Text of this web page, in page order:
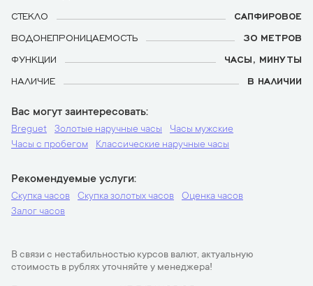
СТЕКЛО
САПФИРОВОЕ
ВОДОНЕПРОНИЦАЕМОСТЬ
30 МЕТРОВ
ФУНКЦИИ
ЧАСЫ, МИНУТЫ
НАЛИЧИЕ
В НАЛИЧИИ
Вас могут заинтересовать
Breguet Золотые наручные часы
Часы мужские
Часы с пробегом
Классические наручные часы
Рекомендуемые услуги
Скупка часов Скупка золотых часов
Оценка часов
Залог часов
В связи с нестабильностью курсов валют, актуальную
стоимость в рублях уточняйте у менеджера!